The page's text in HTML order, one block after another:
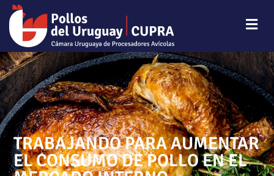
TRABAJANDO PARA AUMENTAR
EL CONSUMO DE POLLO EN EL